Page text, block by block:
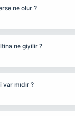
ne olur ?
ne giyilir ?
var mıdır ?